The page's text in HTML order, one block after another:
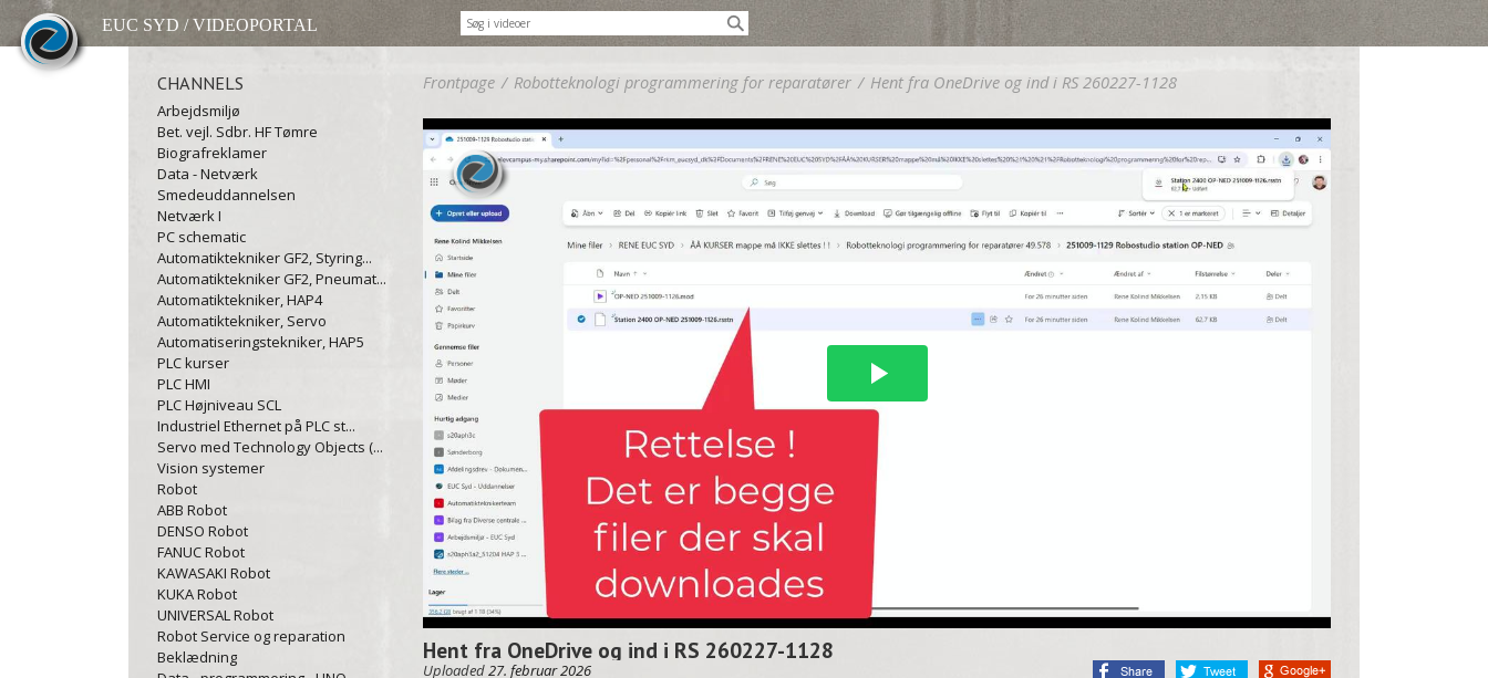
EUC SYD / VIDEOPORTAL
Frontpage / Robotteknologi programmering for reparatører / Hent fra OneDrive og ind i RS 260227-1128
Hent fra OneDrive og ind i RS 260227-1128
Uploaded27. februar 2026
CHANNELS
Arbejdsmiljø
Bet. vejl. Sdbr. HF Tømre
Biografreklamer
Data - Netværk
Smedeuddannelsen
Netværk I
PC schematic
Automatiktekniker GF2, Styring...
Automatiktekniker GF2, Pneumat...
Automatiktekniker, HAP4
Automatiktekniker, Servo
Automatiseringstekniker, HAP5
PLC kurser
PLC HMI
PLC Højniveau SCL
Industriel Ethernet på PLC st...
Servo med Technology Objects (...
Vision systemer
Robot
ABB Robot
DENSO Robot
FANUC Robot
KAWASAKI Robot
KUKA Robot
UNIVERSAL Robot
Robot Service og reparation
Beklædning